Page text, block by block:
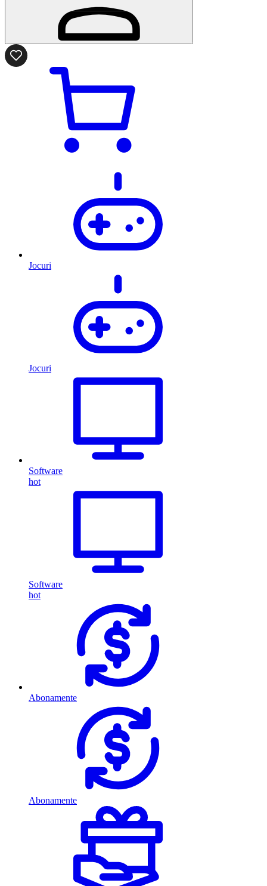
Jocuri
Jocuri
Software
hot
Software
hot
Abonamente
Abonamente